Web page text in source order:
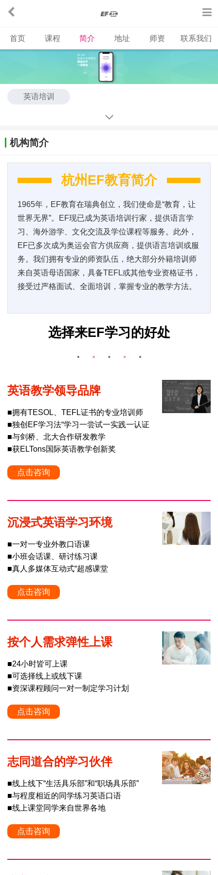
首页 课程 简介 地址 师资 联系我们
英语培训
机构简介
杭州EF教育简介
1965年，EF教育在瑞典创立，我们使命是“教育，让
世界无界”。EF现已成为英语培训行家，提供语言学
习、海外游学、文化交流及学位课程等服务。此外，
EF已多次成为奥运会官方供应商，提供语言培训或服
务。我们拥有专业的师资队伍，绝大部分外籍培训师
来自英语母语国家，具备TEFL或其他专业资格证书，
接受过严格面试、全面培训，掌握专业的教学方法。
选择来EF学习的好处
英语教学领导品牌
■拥有TESOL、TEFL证书的专业培训师
■独创EF学习法“学习一尝试一实践一认证
■与剑桥、北大合作研发教学
■获ELTons国际英语教学创新奖
点击咨询
沉浸式英语学习环境
■一对一专业外教口语课
■小班会话课、研讨练习课
■真人多媒体互动式“超感课堂
点击咨询
按个人需求弹性上课
■24小时皆可上课
■可选择线上或线下课
■资深课程顾问一对一制定学习计划
点击咨询
志同道合的学习伙伴
■线上线下“生活具乐部”和“职场具乐部”
■与程度相近的同学练习英语口语
■线上课堂同学来自世界各地
点击咨询